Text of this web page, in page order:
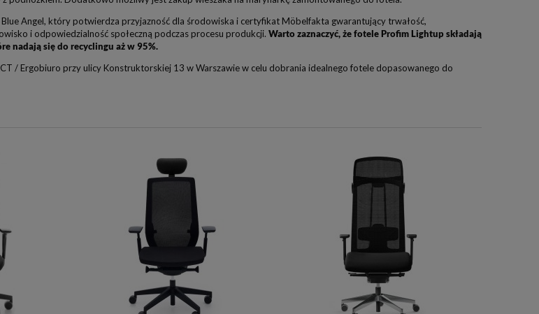
Angel, który potwierdza przyjazność dla środowiska i certyfikat Möbelfakta gwarantujący trwałość,
i odpowiedzialność społeczną podczas procesu produkcji. Warto zaznaczyć, że fotele Profim Lightup składają
nadają się do recyclingu aż w 95%.
/ Ergobiuro przy ulicy Konstruktorskiej 13 w Warszawie w celu dobrania idealnego fotele dopasowanego do